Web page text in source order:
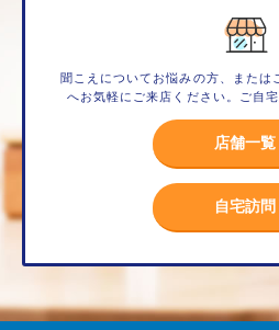
聞こえについてお悩みの方、または
へお気軽にご来店ください。ご自
店舗一覧
自宅訪問